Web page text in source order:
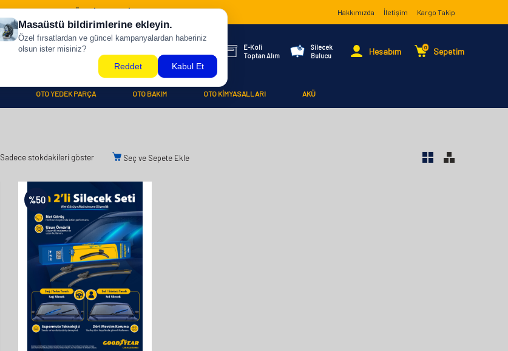
500 TL ÜZERİ KARGO BİZDEN ! Hakkımızda İletişim Kargo Takip
E-Koli
Toptan Alım
Silecek
Bulucu
Hesabım 0 Sepetim
OTO YEDEK PARÇA OTO BAKIM OTO KİMYASALLARI AKÜ
Sadece stokdakileri göster Seç ve Sepete Ekle
%50